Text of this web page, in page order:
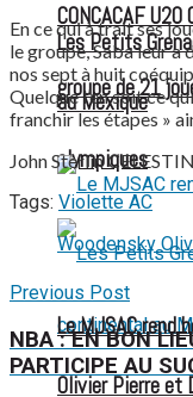
CONCACAF
groupe de 21
olympiques
Les Petits
au Mexique
Le MJSAC rend
Olivier Pierre et
En ce qui à trait ses
le groupe, Saba leur
nos sept à huit
Quelque l’en soit ce
franchir les étapes »
John Sterlin
Tags: Violette AC
Previous Post
NBA : EN BON
PARTICIPE AU